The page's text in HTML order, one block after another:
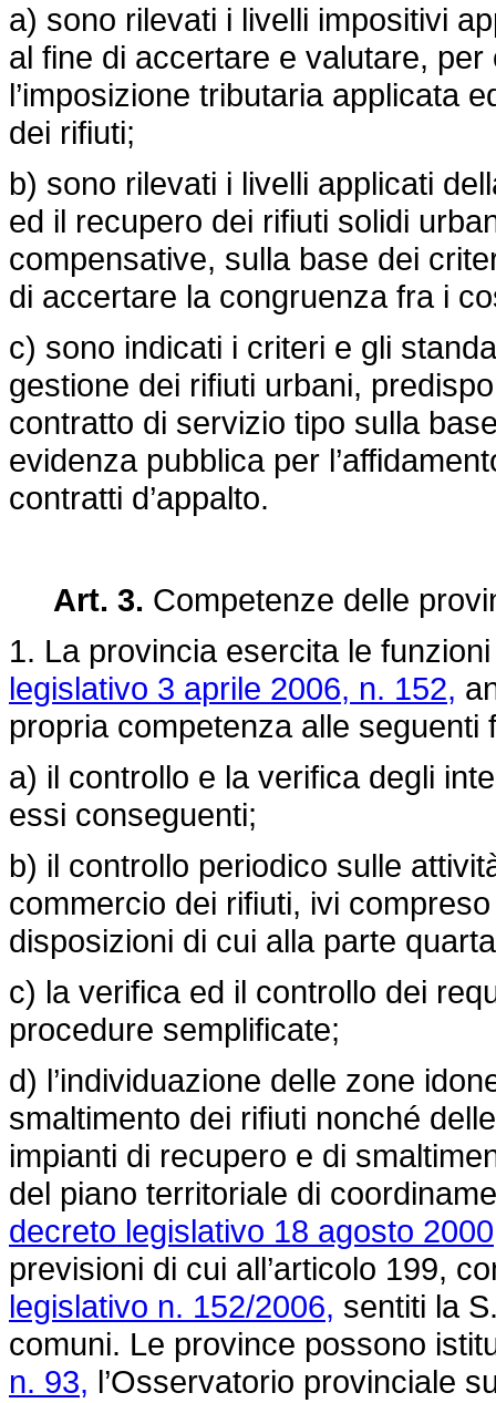
a) sono rilevati i livelli impositivi
al fine di accertare e valutare,
l’imposizione tributaria applicata
dei rifiuti;
b) sono rilevati i livelli applicati
ed il recupero dei rifiuti solidi
compensative, sulla base dei
di accertare la congruenza fra i
c) sono indicati i criteri e gli
gestione dei rifiuti urbani,
contratto di servizio tipo sulla
evidenza pubblica per
contratti d’appalto.
Art. 3. Competenze delle
1. La provincia esercita le
legislativo 3 aprile 2006, n. 152,
propria competenza alle seguenti
a) il controllo e la verifica degli
essi conseguenti;
b) il controllo periodico sulle
commercio dei rifiuti, ivi
disposizioni di cui alla parte
c) la verifica ed il controllo dei
procedure semplificate;
d) l’individuazione delle zone
smaltimento dei rifiuti nonché
impianti di recupero e di
del piano territoriale di
decreto legislativo 18 agosto
previsioni di cui all’articolo 199,
legislativo n. 152/2006, sentiti la
comuni. Le province possono
n. 93, l’Osservatorio provinciale